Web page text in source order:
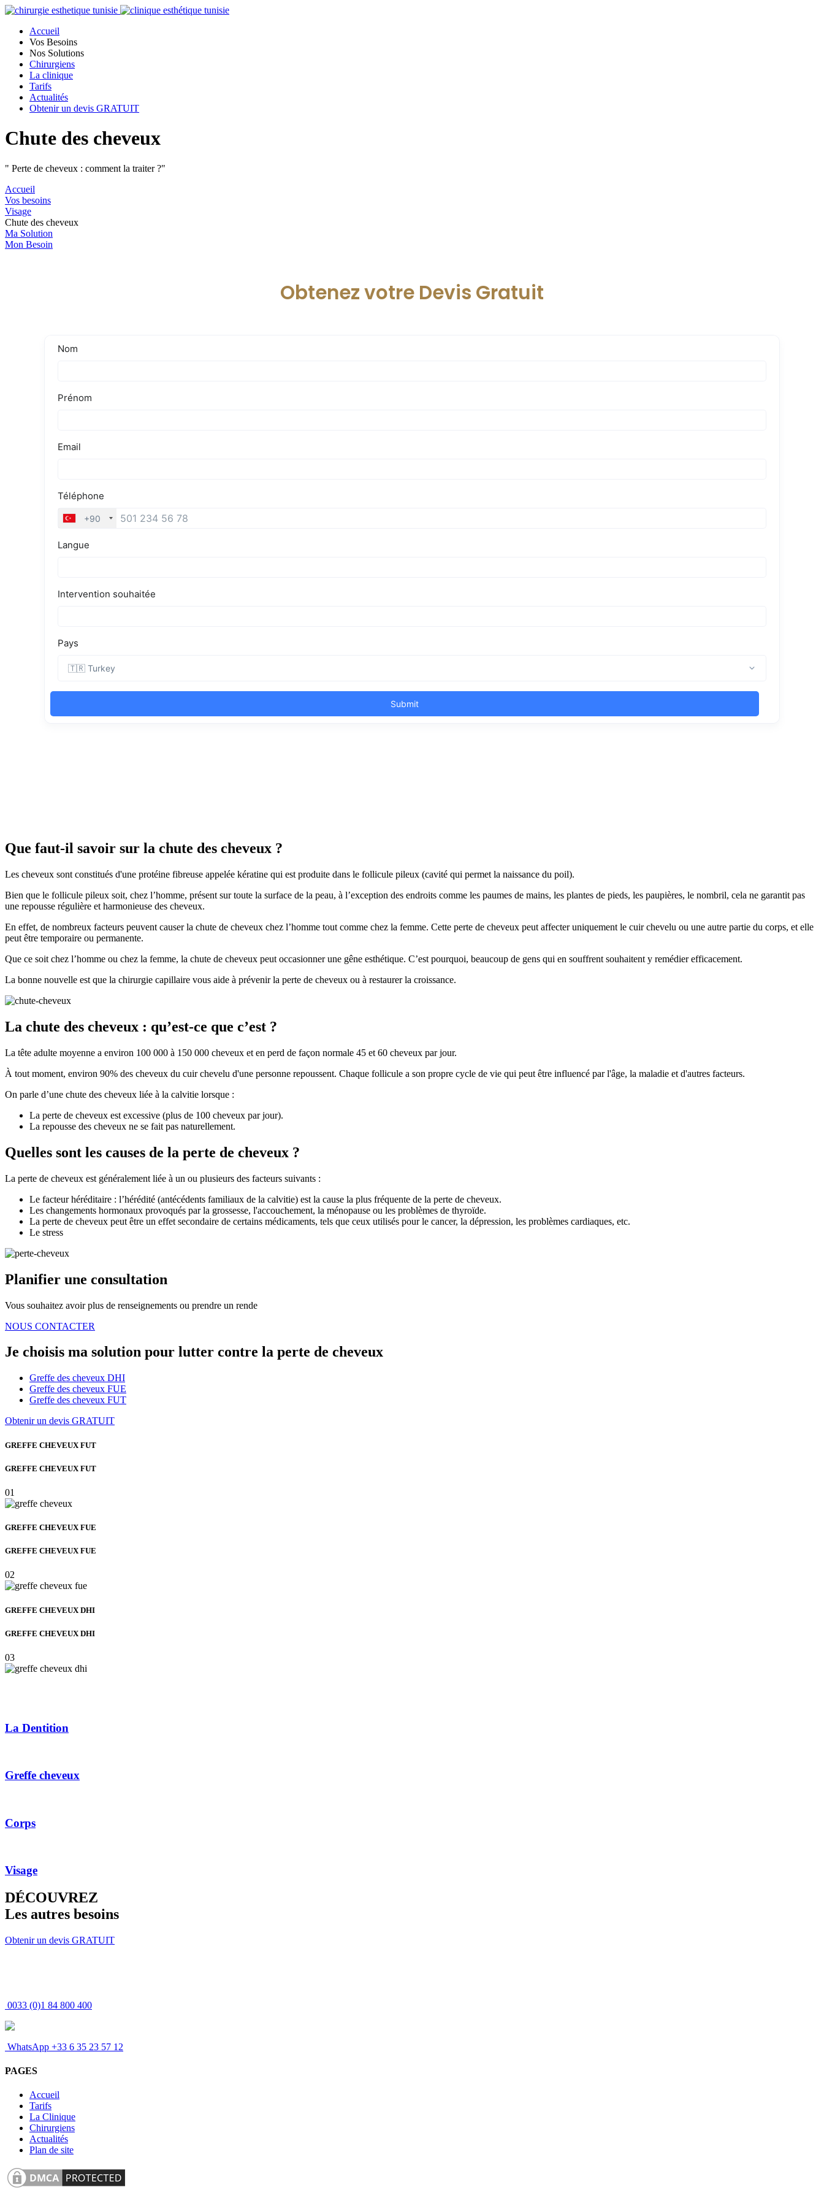
Accueil
Vos Besoins
Nos Solutions
Chirurgiens
La clinique
Tarifs
Actualités
Obtenir un devis GRATUIT
Chute des cheveux
" Perte de cheveux : comment la traiter ?"
Accueil
Vos besoins
Visage
Chute des cheveux
Ma Solution
Mon Besoin
Obtenez votre Devis Gratuit
Que faut-il savoir sur la chute des cheveux ?
Les cheveux sont constitués d'une protéine fibreuse appelée kératine qui est produite dans le follicule pileux (cavité qui permet la naissance du poil).
Bien que le follicule pileux soit, chez l’homme, présent sur toute la surface de la peau, à l’exception des endroits comme les paumes de mains, les plantes de pieds, les paupières, le nombril, cela ne garantit pas
une repousse régulière et harmonieuse des cheveux.
En effet, de nombreux facteurs peuvent causer la chute de cheveux chez l’homme tout comme chez la femme. Cette perte de cheveux peut affecter uniquement le cuir chevelu ou une autre partie du corps, et elle
peut être temporaire ou permanente.
Que ce soit chez l’homme ou chez la femme, la chute de cheveux peut occasionner une gêne esthétique. C’est pourquoi, beaucoup de gens qui en souffrent souhaitent y remédier efficacement.
La bonne nouvelle est que la chirurgie capillaire vous aide à prévenir la perte de cheveux ou à restaurer la croissance.
La chute des cheveux : qu’est-ce que c’est ?
La tête adulte moyenne a environ 100 000 à 150 000 cheveux et en perd de façon normale 45 et 60 cheveux par jour.
À tout moment, environ 90% des cheveux du cuir chevelu d'une personne repoussent. Chaque follicule a son propre cycle de vie qui peut être influencé par l'âge, la maladie et d'autres facteurs.
On parle d’une chute des cheveux liée à la calvitie lorsque :
La perte de cheveux est excessive (plus de 100 cheveux par jour).
La repousse des cheveux ne se fait pas naturellement.
Quelles sont les causes de la perte de cheveux ?
La perte de cheveux est généralement liée à un ou plusieurs des facteurs suivants :
Le facteur héréditaire : l’hérédité (antécédents familiaux de la calvitie) est la cause la plus fréquente de la perte de cheveux.
Les changements hormonaux provoqués par la grossesse, l'accouchement, la ménopause ou les problèmes de thyroïde.
La perte de cheveux peut être un effet secondaire de certains médicaments, tels que ceux utilisés pour le cancer, la dépression, les problèmes cardiaques, etc.
Le stress
Planifier une consultation
Vous souhaitez avoir plus de renseignements ou prendre un rende
NOUS CONTACTER
Je choisis ma solution pour lutter contre la perte de cheveux
Greffe des cheveux DHI
Greffe des cheveux FUE
Greffe des cheveux FUT
Obtenir un devis GRATUIT
GREFFE CHEVEUX FUT
GREFFE CHEVEUX FUT
01
GREFFE CHEVEUX FUE
GREFFE CHEVEUX FUE
02
GREFFE CHEVEUX DHI
GREFFE CHEVEUX DHI
03
La Dentition
Greffe cheveux
Corps
Visage
DÉCOUVREZ
Les autres besoins
Obtenir un devis GRATUIT
0033 (0)1 84 800 400
WhatsApp +33 6 35 23 57 12
PAGES
Accueil
Tarifs
La Clinique
Chirurgiens
Actualités
Plan de site